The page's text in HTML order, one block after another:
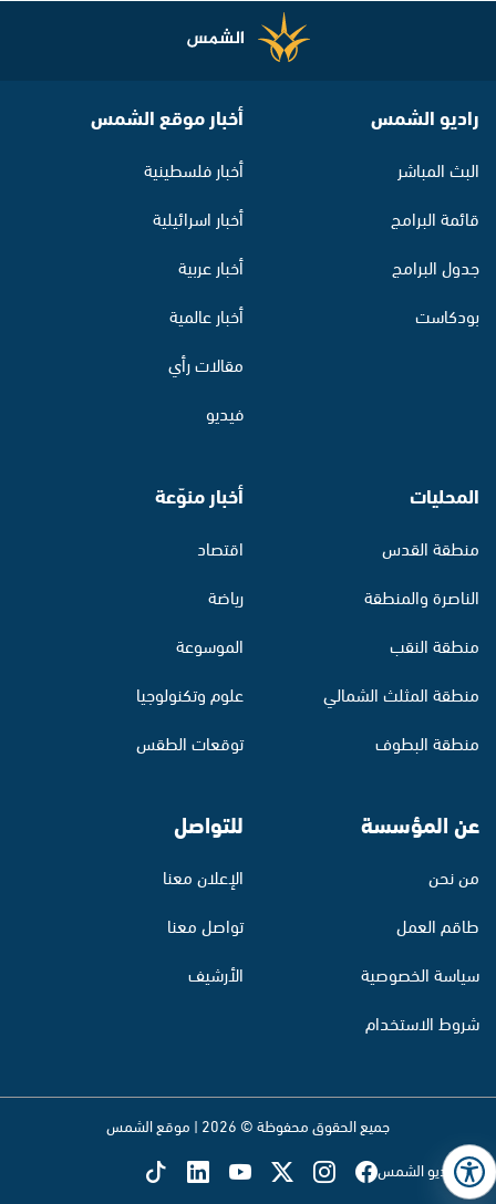
راديو الشمس
البث المباشر
قائمة البرامج
جدول البرامج
بودكاست
أخبار موقع الشمس
أخبار فلسطينية
أخبار اسرائيلية
أخبار عربية
أخبار عالمية
مقالات رأي
فيديو
المحليات
منطقة القدس
الناصرة والمنطقة
منطقة النقب
منطقة المثلث الشمالي
منطقة البطوف
أخبار منوّعة
اقتصاد
رياضة
الموسوعة
علوم وتكنولوجيا
توقعات الطقس
عن المؤسسة
من نحن
طاقم العمل
سياسة الخصوصية
شروط الاستخدام
للتواصل
الإعلان معنا
تواصل معنا
الأرشيف
جميع الحقوق محفوظة © 2026 | موقع الشمس
تابع راديو الشمس